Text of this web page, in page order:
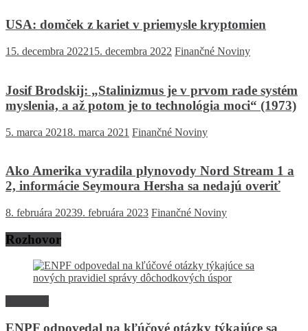
USA: domček z kariet v priemysle kryptomien
15. decembra 202215. decembra 2022 Finančné Noviny
Josif Brodskij: „Stalinizmus je v prvom rade systém
myslenia, a až potom je to technológia moci“ (1973)
5. marca 20218. marca 2021 Finančné Noviny
Ako Amerika vyradila plynovody Nord Stream 1 a
2, informácie Seymoura Hersha sa nedajú overiť
8. februára 20239. februára 2023 Finančné Noviny
Rozhovor
ENPF odpovedal na kľúčové otázky týkajúce sa